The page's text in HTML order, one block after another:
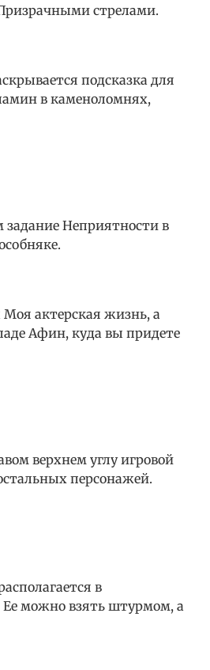
стрелами.
подсказка для
в каменоломнях,
Неприятности в
актерская жизнь, а
Афин, куда вы придете
верхнем углу игровой
персонажей.
в
Ее можно взять штурмом, а